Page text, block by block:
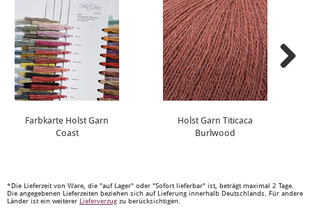
Farbkarte Holst Garn
Coast
Holst Garn Titicaca
Burlwood
*Die Lieferzeit von Ware, die "auf Lager" oder "Sofort lieferbar" ist, beträgt maximal 2 Tage.
Die angegebenen Lieferzeiten beziehen sich auf Lieferung innerhalb Deutschlands. Für andere
Länder ist ein weiterer Lieferverzug zu berücksichtigen.